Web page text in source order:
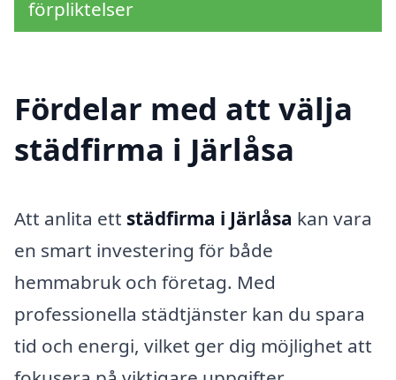
förpliktelser
Fördelar med att välja
städfirma i Järlåsa
Att anlita ett städfirma i Järlåsa kan vara
en smart investering för både
hemmabruk och företag. Med
professionella städtjänster kan du spara
tid och energi, vilket ger dig möjlighet att